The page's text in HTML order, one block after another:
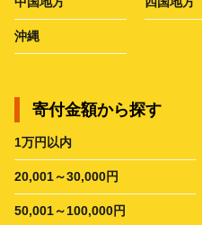
沖縄
寄付金額から探す
1万円以内
20,001～30,000円
50,001～100,000円